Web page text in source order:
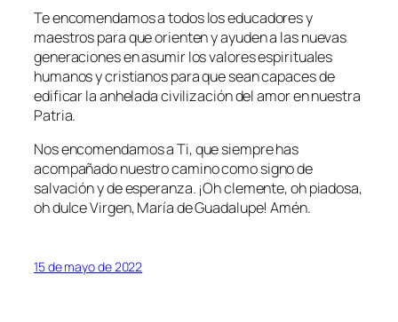
Te encomendamos a todos los educadores y
maestros para que orienten y ayuden a las nuevas
generaciones en asumir los valores espirituales
humanos y cristianos para que sean capaces de
edificar la anhelada civilización del amor en nuestra
Patria.
Nos encomendamos a Ti, que siempre has
acompañado nuestro camino como signo de
salvación y de esperanza. ¡Oh clemente, oh piadosa,
oh dulce Virgen, María de Guadalupe! Amén.
15 de mayo de 2022